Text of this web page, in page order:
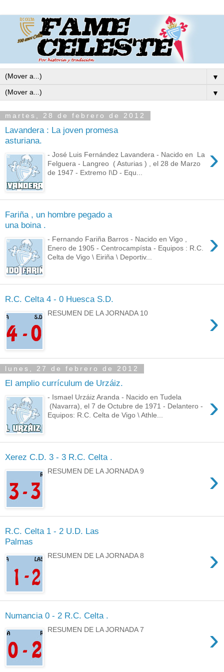
▼
▼
martes, 28 de febrero de 2012
Lavandera : La joven promesa
asturiana.
›
- José Luis Fernández Lavandera - Nacido en La
Felguera - Langreo ( Asturias ) , el 28 de Marzo
de 1947 - Extremo I\D - Equ...
Fariña , un hombre pegado a
una boina .
›
- Fernando Fariña Barros - Nacido en Vigo ,
Enero de 1905 - Centrocampísta - Equipos : R.C.
Celta de Vigo \ Eiriña \ Deportiv...
R.C. Celta 4 - 0 Huesca S.D.
›
RESUMEN DE LA JORNADA 10
lunes, 27 de febrero de 2012
El amplio currículum de Urzáiz.
›
- Ismael Urzáiz Aranda - Nacido en Tudela
(Navarra), el 7 de Octubre de 1971 - Delantero -
Equipos: R.C. Celta de Vigo \ Athle...
Xerez C.D. 3 - 3 R.C. Celta .
›
RESUMEN DE LA JORNADA 9
R.C. Celta 1 - 2 U.D. Las
Palmas
›
RESUMEN DE LA JORNADA 8
Numancia 0 - 2 R.C. Celta .
›
RESUMEN DE LA JORNADA 7